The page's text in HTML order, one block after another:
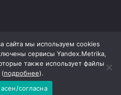
сайта мы используем cookies
сервисы Yandex.Metrika,
также использует файлы
(подробнее).
согласна